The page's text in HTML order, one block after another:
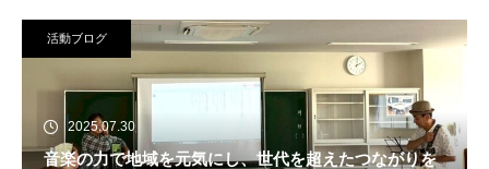
活動ブログ
2025.07.30
音楽の力で地域を元気にし、世代を超えたつながりを